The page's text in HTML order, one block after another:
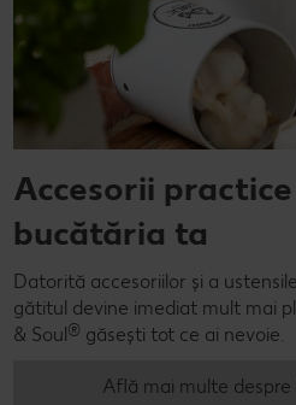
Accesorii
bucătăria ta
Datorită accesoriilor și a
gătitul devine imediat mult mai
& Soul® găsești tot ce ai nevoie.
Află mai multe